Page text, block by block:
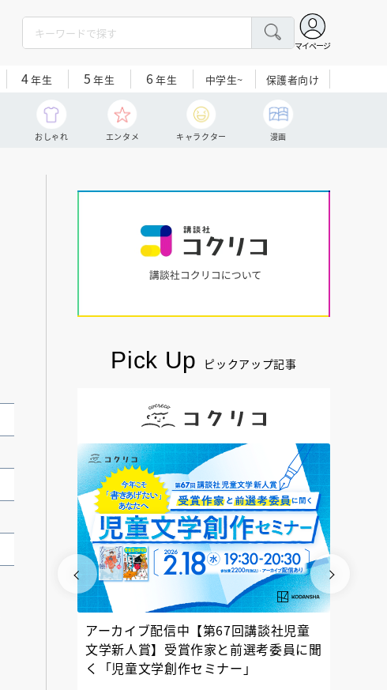
マイページ
4年生 5 年生 6年生 中学生~ 保護者向け
おしゃれ エンタメ キャラクター 漫画
Pick Up ピックアップ記事
アーカイブ配信中【第67回講談社児童
文学新人賞】受賞作家と前選考委員に聞
く「児童文学創作セミナー」